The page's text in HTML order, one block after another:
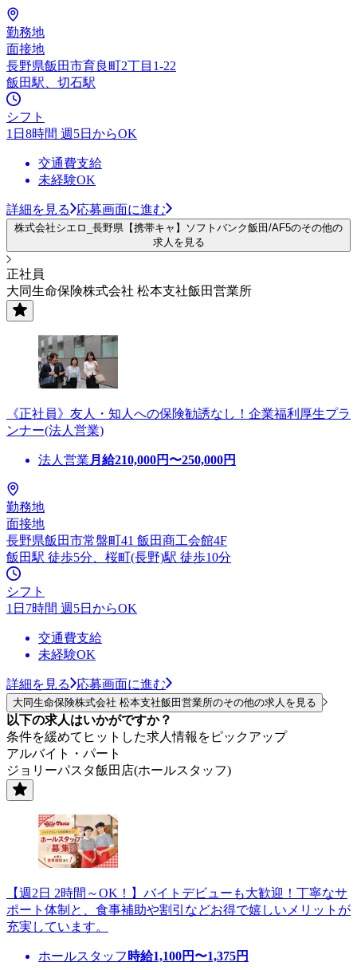
勤務地
面接地
長野県飯田市育良町2丁目1-22
飯田駅、切石駅
シフト
1日8時間 週5日からOK
交通費支給
未経験OK
詳細を見る 応募画面に進む
株式会社シエロ_長野県【携帯キャ】ソフトバンク飯田/AF5のその他の
求人を見る
正社員
大同生命保険株式会社 松本支社飯田営業所
《正社員》友人・知人への保険勧誘なし！企業福利厚生プラ
ンナー(法人営業)
法人営業 月給210,000円〜250,000円
勤務地
面接地
長野県飯田市常盤町41 飯田商工会館4F
飯田駅 徒歩5分、桜町(長野)駅 徒歩10分
シフト
1日7時間 週5日からOK
交通費支給
未経験OK
詳細を見る 応募画面に進む
大同生命保険株式会社 松本支社飯田営業所のその他の求人を見る
以下の求人はいかがですか？
条件を緩めてヒットした求人情報をピックアップ
アルバイト・パート
ジョリーパスタ飯田店(ホールスタッフ)
【週2日 2時間～OK！】バイトデビューも大歓迎！丁寧なサ
ポート体制と、食事補助や割引などお得で嬉しいメリットが
充実しています。
ホールスタッフ 時給1,100円〜1,375円